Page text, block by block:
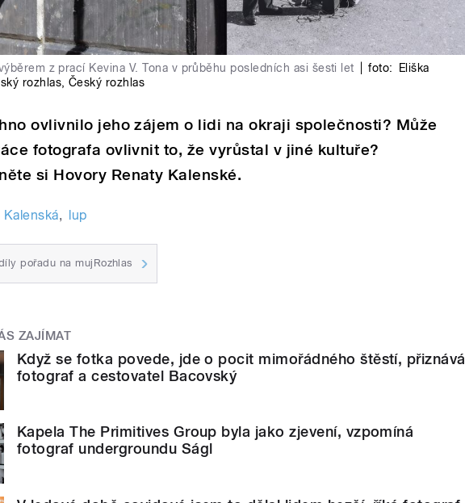
z prací Kevina V. Tona v průběhu posledních asi šesti let foto:
Eliška
rozhlas, Český rozhlas
ovlivnilo jeho zájem o lidi na okraji společnosti? Může
fotografa ovlivnit to, že vyrůstal v jiné kultuře?
si Hovory Renaty Kalenské.
Kalenská, lup
pořadu na mujRozhlas
ZAJÍMAT
Když se fotka povede, jde o pocit mimořádného štěstí, přiznává
fotograf a cestovatel Bacovský
Kapela The Primitives Group byla jako zjevení, vzpomíná
fotograf undergroundu Ságl